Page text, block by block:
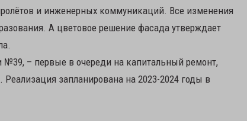
и инженерных коммуникаций. Все изменения
А цветовое решение фасада утверждает
– первые в очереди на капитальный ремонт,
запланирована на 2023-2024 годы в